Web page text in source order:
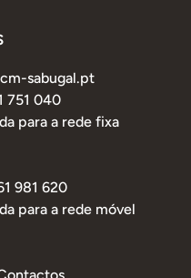
sabugal.pt
751 040
para a rede fixa
981 620
para a rede móvel